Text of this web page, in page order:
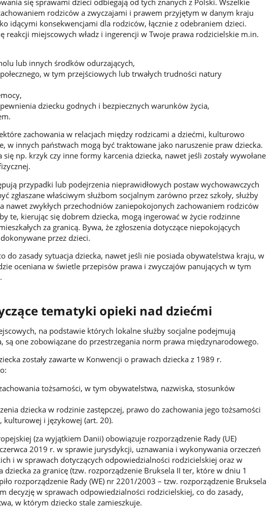
się sprawami dzieci odbiegają od tych znanych z Polski. Wszelkie
rodziców a zwyczajami i prawem przyjętym w danym kraju
idącymi konsekwencjami dla rodziców, łącznie z odebraniem dzieci.
reakcji miejscowych władz i ingerencji w Twoje prawa rodzicielskie m.in.
lub innych środków odurzających,
w tym przejściowych lub trwałych trudności natury
dziecku godnych i bezpiecznych warunków życia,
zachowania w relacjach między rodzicami a dziećmi, kulturowo
w innych państwach mogą być traktowane jako naruszenie praw dziecka.
się np. krzyk czy inne formy karcenia dziecka, nawet jeśli zostały wywołane
przypadki lub podejrzenia nieprawidłowych postaw wychowawczych
zgłaszane właściwym służbom socjalnym zarówno przez szkoły, służby
nawet zwykłych przechodniów zaniepokojonych zachowaniem rodziców
te, kierując się dobrem dziecka, mogą ingerować w życie rodzinne
za granicą. Bywa, że zgłoszenia dotyczące niepokojących
przez dzieci.
do zasady sytuacja dziecka, nawet jeśli nie posiada obywatelstwa kraju, w
oceniana w świetle przepisów prawa i zwyczajów panujących w tym
tematyki opieki nad dziećmi
na podstawie których lokalne służby socjalne podejmują
są one zobowiązane do przestrzegania norm prawa międzynarodowego.
zostały zawarte w Konwencji o prawach dziecka z 1989 r.
tożsamości, w tym obywatelstwa, nazwiska, stosunków
dziecka w rodzinie zastępczej, prawo do zachowania jego tożsamości
kulturowej i językowej (art. 20).
(za wyjątkiem Danii) obowiązuje rozporządzenie Rady (UE)
2019 r. w sprawie jurysdykcji, uznawania i wykonywania orzeczeń
i w sprawach dotyczących odpowiedzialności rodzicielskiej oraz w
dziecka za granicę (tzw. rozporządzenie Bruksela II ter, które w dniu 1
rozporządzenie Rady (WE) nr 2201/2003 – tzw. rozporządzenie Bruksela
decyzję w sprawach odpowiedzialności rodzicielskiej, co do zasady,
w którym dziecko stale zamieszkuje.